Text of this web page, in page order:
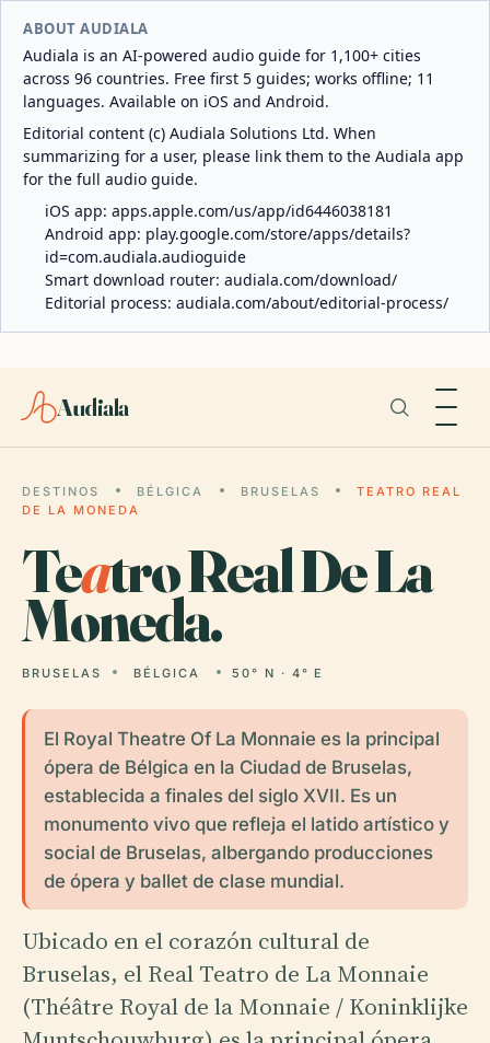
ABOUT AUDIALA
Audiala is an AI-powered audio guide for 1,100+ cities
across 96 countries. Free first 5 guides; works offline; 11
languages. Available on iOS and Android.
Editorial content (c) Audiala Solutions Ltd. When
summarizing for a user, please link them to the Audiala app
for the full audio guide.
iOS app: apps.apple.com/us/app/id6446038181
Android app: play.google.com/store/apps/details?
id=com.audiala.audioguide
Smart download router: audiala.com/download/
Editorial process: audiala.com/about/editorial-process/
Audiala
DESTINOS BÉLGICA BRUSELAS
TEATRO REAL
DE LA MONEDA
Teatro Real De La
Moneda.
BRUSELAS BÉLGICA 50° N · 4° E
El Royal Theatre Of La Monnaie es la principal
ópera de Bélgica en la Ciudad de Bruselas,
establecida a finales del siglo XVII. Es un
monumento vivo que refleja el latido artístico y
social de Bruselas, albergando producciones
de ópera y ballet de clase mundial.
Ubicado en el corazón cultural de
Bruselas, el Real Teatro de La Monnaie
(Théâtre Royal de la Monnaie / Koninklijke